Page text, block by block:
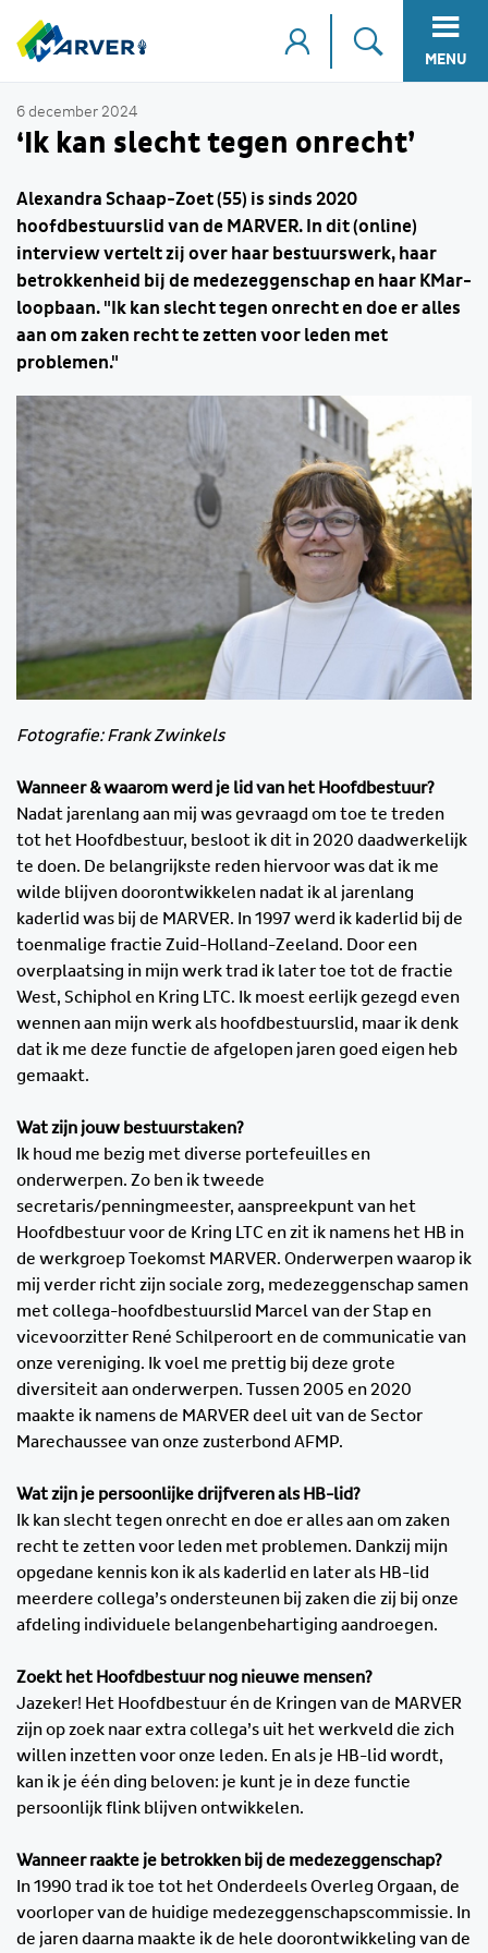
MENU
6 december 2024
‘Ik kan slecht tegen onrecht’
Alexandra Schaap-Zoet (55) is sinds 2020
hoofdbestuurslid van de MARVER. In dit (online)
interview vertelt zij over haar bestuurswerk, haar
betrokkenheid bij de medezeggenschap en haar KMar-
loopbaan. "Ik kan slecht tegen onrecht en doe er alles
aan om zaken recht te zetten voor leden met
problemen."
Fotografie: Frank Zwinkels
Wanneer & waarom werd je lid van het Hoofdbestuur?
Nadat jarenlang aan mij was gevraagd om toe te treden
tot het Hoofdbestuur, besloot ik dit in 2020 daadwerkelijk
te doen. De belangrijkste reden hiervoor was dat ik me
wilde blijven doorontwikkelen nadat ik al jarenlang
kaderlid was bij de MARVER. In 1997 werd ik kaderlid bij de
toenmalige fractie Zuid-Holland-Zeeland. Door een
overplaatsing in mijn werk trad ik later toe tot de fractie
West, Schiphol en Kring LTC. Ik moest eerlijk gezegd even
wennen aan mijn werk als hoofdbestuurslid, maar ik denk
dat ik me deze functie de afgelopen jaren goed eigen heb
gemaakt.
Wat zijn jouw bestuurstaken?
Ik houd me bezig met diverse portefeuilles en
onderwerpen. Zo ben ik tweede
secretaris/penningmeester, aanspreekpunt van het
Hoofdbestuur voor de Kring LTC en zit ik namens het HB in
de werkgroep Toekomst MARVER. Onderwerpen waarop ik
mij verder richt zijn sociale zorg, medezeggenschap samen
met collega-hoofdbestuurslid Marcel van der Stap en
vicevoorzitter René Schilperoort en de communicatie van
onze vereniging. Ik voel me prettig bij deze grote
diversiteit aan onderwerpen. Tussen 2005 en 2020
maakte ik namens de MARVER deel uit van de Sector
Marechaussee van onze zusterbond AFMP.
Wat zijn je persoonlijke drijfveren als HB-lid?
Ik kan slecht tegen onrecht en doe er alles aan om zaken
recht te zetten voor leden met problemen. Dankzij mijn
opgedane kennis kon ik als kaderlid en later als HB-lid
meerdere collega’s ondersteunen bij zaken die zij bij onze
afdeling individuele belangenbehartiging aandroegen.
Zoekt het Hoofdbestuur nog nieuwe mensen?
Jazeker! Het Hoofdbestuur én de Kringen van de MARVER
zijn op zoek naar extra collega’s uit het werkveld die zich
willen inzetten voor onze leden. En als je HB-lid wordt,
kan ik je één ding beloven: je kunt je in deze functie
persoonlijk flink blijven ontwikkelen.
Wanneer raakte je betrokken bij de medezeggenschap?
In 1990 trad ik toe tot het Onderdeels Overleg Orgaan, de
voorloper van de huidige medezeggenschapscommissie. In
de jaren daarna maakte ik de hele doorontwikkeling van de